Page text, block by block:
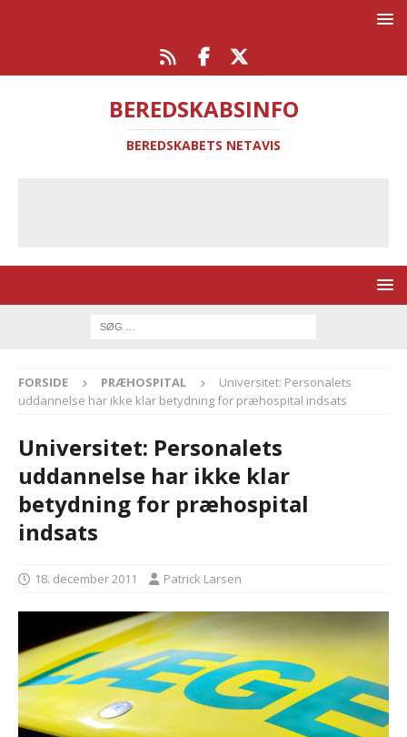
BEREDSKABSINFO
BEREDSKABETS NETAVIS
FORSIDE PRÆHOSPITAL
Universitet: Personalets
uddannelse har ikke klar betydning for præhospital indsats
Universitet: Personalets
uddannelse har ikke klar
betydning for præhospital
indsats
18. december 2011 Patrick Larsen